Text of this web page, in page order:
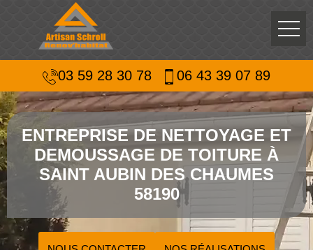
03 59 28 30 78 06 43 39 07 89
ENTREPRISE DE NETTOYAGE ET
DEMOUSSAGE DE TOITURE À
SAINT AUBIN DES CHAUMES
58190